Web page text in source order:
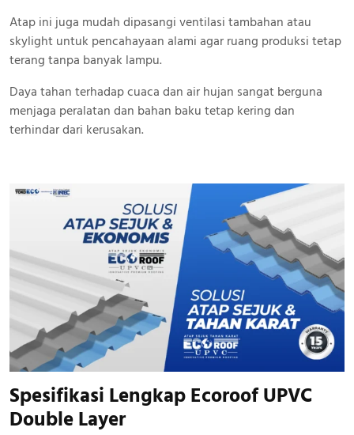
Atap ini juga mudah dipasangi ventilasi tambahan atau
skylight untuk pencahayaan alami agar ruang produksi tetap
terang tanpa banyak lampu.
Daya tahan terhadap cuaca dan air hujan sangat berguna
menjaga peralatan dan bahan baku tetap kering dan
terhindar dari kerusakan.
Spesifikasi Lengkap Ecoroof UPVC
Double Layer